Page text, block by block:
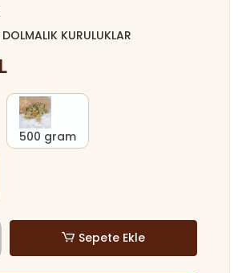
KURULUKLAR
500 gram
Sepete Ekle